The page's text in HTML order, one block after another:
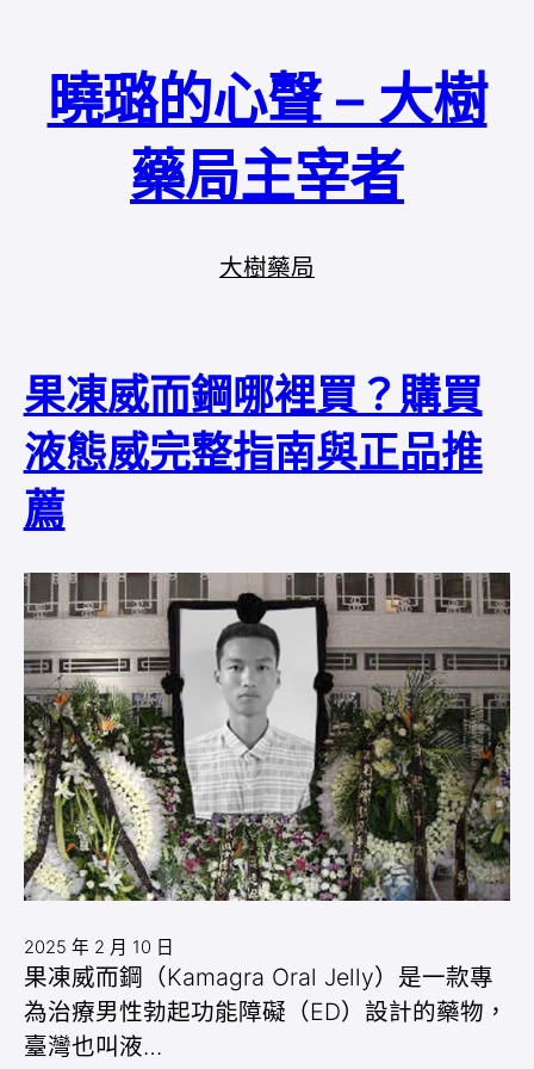
曉璐的心聲 – 大樹
藥局主宰者
大樹藥局
果凍威而鋼哪裡買？購買
液態威完整指南與正品推
薦
2025 年 2 月 10 日
果凍威而鋼（Kamagra Oral Jelly）是一款專
為治療男性勃起功能障礙（ED）設計的藥物，
臺灣也叫液…